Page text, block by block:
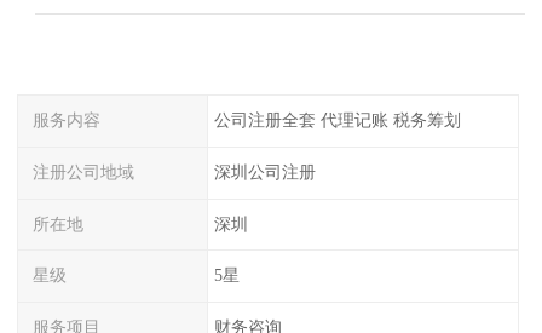
服务内容 公司注册全套 代理记账 税务筹划
注册公司地域 深圳公司注册
所在地 深圳
星级 5星
服务项目 财务咨询